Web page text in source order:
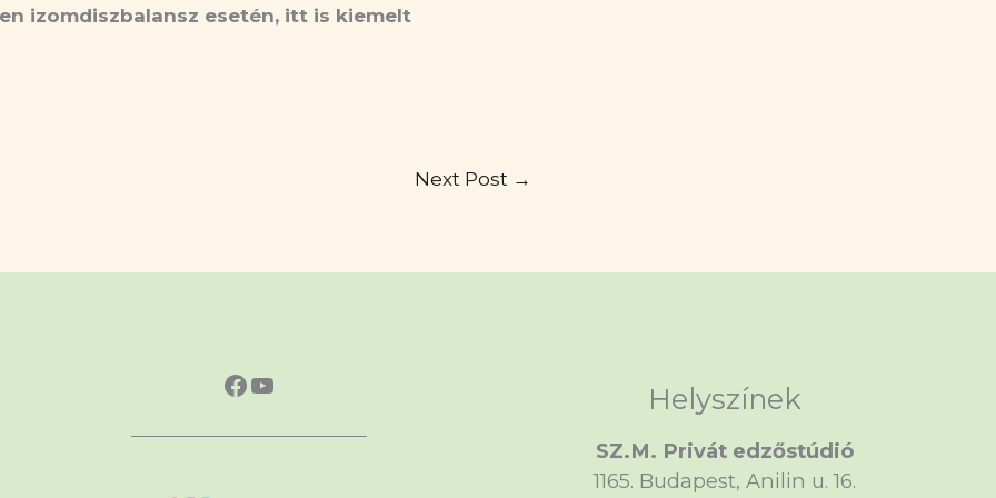
izomdiszbalansz esetén, itt is kiemelt
Next Post →
https://www.facebook.com/sportrehabilitaciosedzo
https://www.youtube.com/@monikaszilagyi504
Helyszínek
SZ.M. Privát edzőstúdió
1165. Budapest, Anilin u. 16.